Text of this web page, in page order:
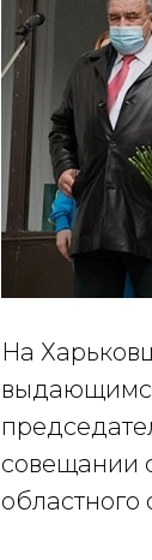
На
совещании